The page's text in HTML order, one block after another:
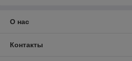
О нас
Контакты